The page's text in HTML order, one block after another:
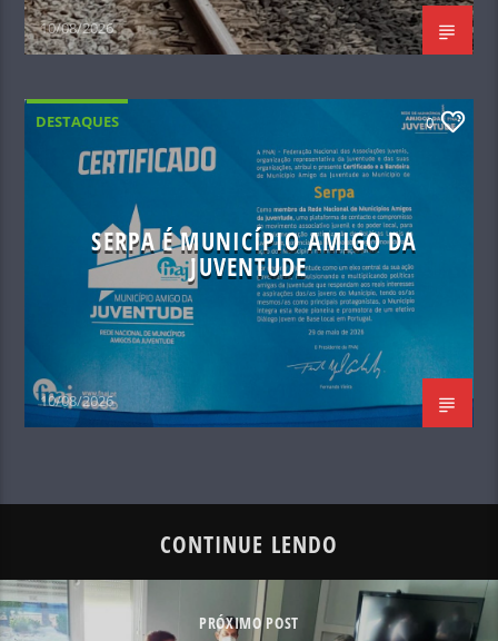
10/08/2026
DESTAQUES 0
SERPA É MUNICÍPIO AMIGO DA
JUVENTUDE
10/08/2026
CONTINUE LENDO
PRÓXIMO POST